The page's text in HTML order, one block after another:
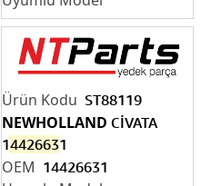
ST88119
14426631
NEWHOLLAND CİVATA
14426631